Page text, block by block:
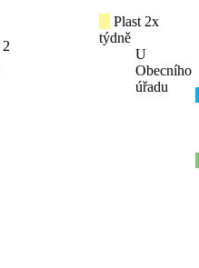
2
Plast 2x
týdně
U
Obecního
úřadu